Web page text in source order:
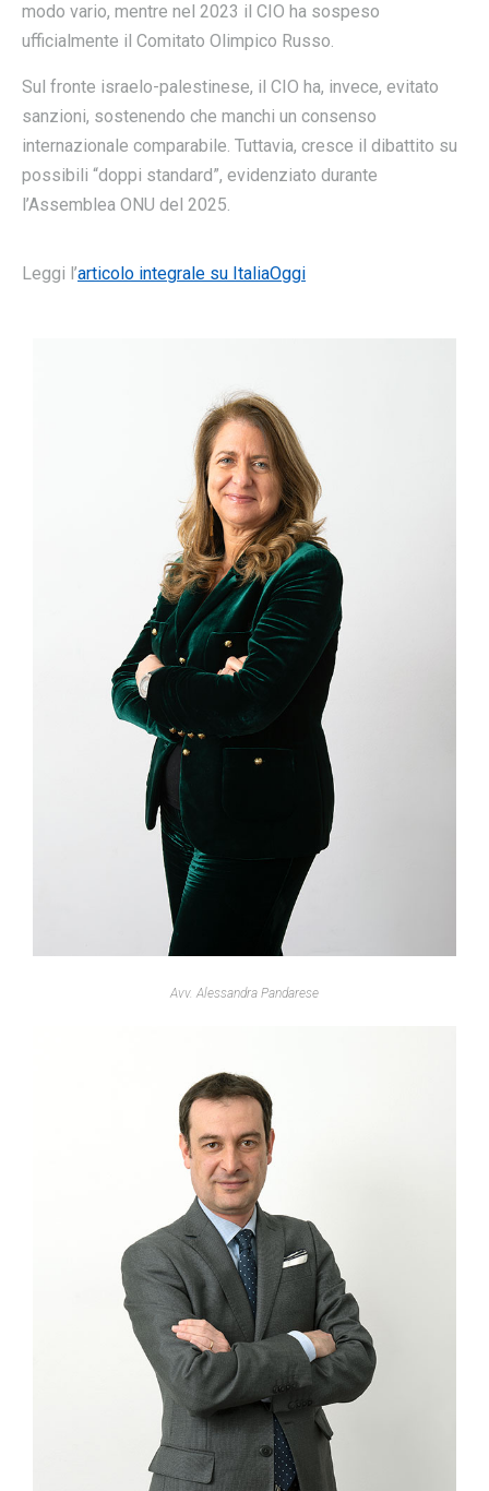
modo vario, mentre nel 2023 il CIO ha sospeso
ufficialmente il Comitato Olimpico Russo.
Sul fronte israelo-palestinese, il CIO ha, invece, evitato
sanzioni, sostenendo che manchi un consenso
internazionale comparabile. Tuttavia, cresce il dibattito su
possibili “doppi standard”, evidenziato durante
l’Assemblea ONU del 2025.
Leggi l’articolo integrale su ItaliaOggi
Avv. Alessandra Pandarese